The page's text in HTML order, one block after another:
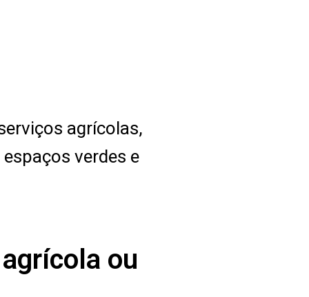
agrícolas,
verdes e
ou